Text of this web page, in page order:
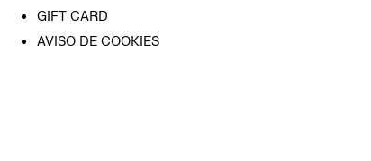
GIFT CARD
AVISO DE COOKIES